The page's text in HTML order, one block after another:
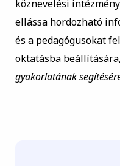
köznevelési
ellássa hordozható
és a pedagógusokat
oktatásba beállítására,
gyakorlatának